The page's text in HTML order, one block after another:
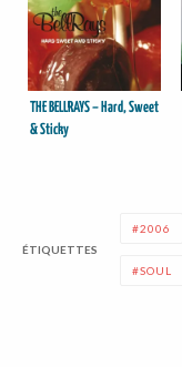
THE BELLRAYS – Hard, Sweet
& Sticky
ÉTIQUETTES
2006
SOUL